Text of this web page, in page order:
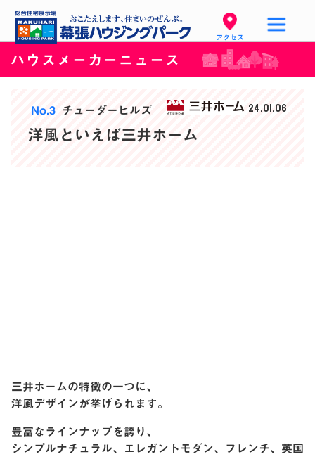
アクセス
ハウスメーカーニュース
No.3 チューダーヒルズ 24.01.06
洋風といえば三井ホーム
三井ホームの特徴の一つに、
洋風デザインが挙げられます。
豊富なラインナップを誇り、
シンプルナチュラル、エレガントモダン、フレンチ、英国